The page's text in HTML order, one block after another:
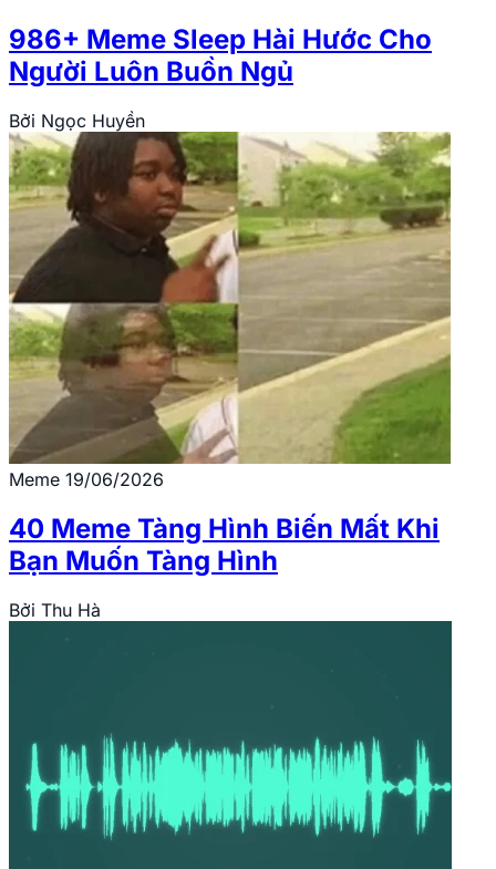
986+ Meme Sleep Hài Hước Cho
Người Luôn Buồn Ngủ
Bởi Ngọc Huyền
Meme 19/06/2026
40 Meme Tàng Hình Biến Mất Khi
Bạn Muốn Tàng Hình
Bởi Thu Hà